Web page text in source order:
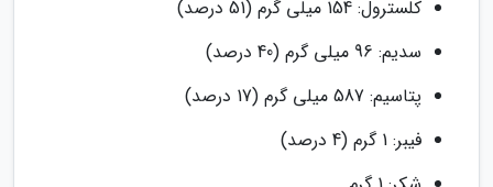
کلسترول: 154 میلی گرم (51 درصد)
سدیم: 96 میلی گرم (40 درصد)
پتاسیم: 587 میلی گرم (17 درصد)
فیبر: 1 گرم (4 درصد)